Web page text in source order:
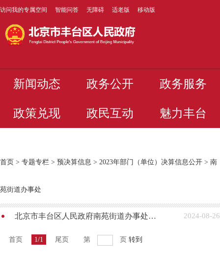
访问我的专属空间 智能问答 无障碍 适老版 移动版
新闻动态 政务公开 政务服务
政策兑现 政民互动 魅力丰台
首页 > 专题专栏 > 预决算信息 > 2023年部门（单位）决算信息公开 > 南
苑街道办事处
北京市丰台区人民政府南苑街道办事处2023年度部门决算 2024-08-26
首页 1/1 尾页 第 页 转到